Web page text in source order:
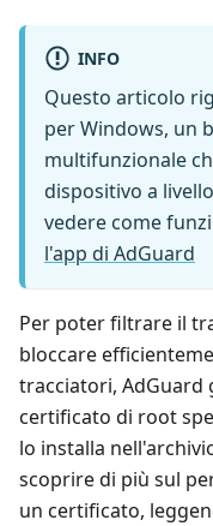
INFO
Questo articolo
per Windows, un
multifunzionale
dispositivo a
vedere come
l'app di AdGuard
Per poter filtrare il
bloccare
tracciatori, AdGuard
certificato di root
lo installa
scoprire di più sul
un certificato,